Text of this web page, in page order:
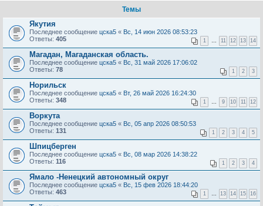
Темы
Якутия
Последнее сообщение цска5 « Вс, 14 июн 2026 08:53:23
Ответы: 405 1 11 12 13 14
Магадан, Магаданская область.
Последнее сообщение цска5 « Вс, 31 май 2026 17:06:02
Ответы: 78 1 2 3
Норильск
Последнее сообщение цска5 « Вт, 26 май 2026 16:24:30
Ответы: 348 1 9 10 11 12
Воркута
Последнее сообщение цска5 « Вс, 05 апр 2026 08:50:53
Ответы: 131 1 2 3 4 5
Шпицберген
Последнее сообщение цска5 « Вс, 08 мар 2026 14:38:22
Ответы: 116 1 2 3 4
Ямало -Ненецкий автономный округ
Последнее сообщение цска5 « Вс, 15 фев 2026 18:44:20
Ответы: 463 1 13 14 15 16